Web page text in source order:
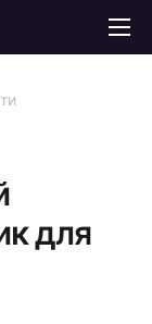
для